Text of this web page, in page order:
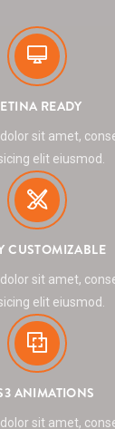
READY
sit amet,
elit eiusmod.
CUSTOMIZABLE
dolor sit amet,
elit eiusmod.
ANIMATIONS
dolor sit amet,